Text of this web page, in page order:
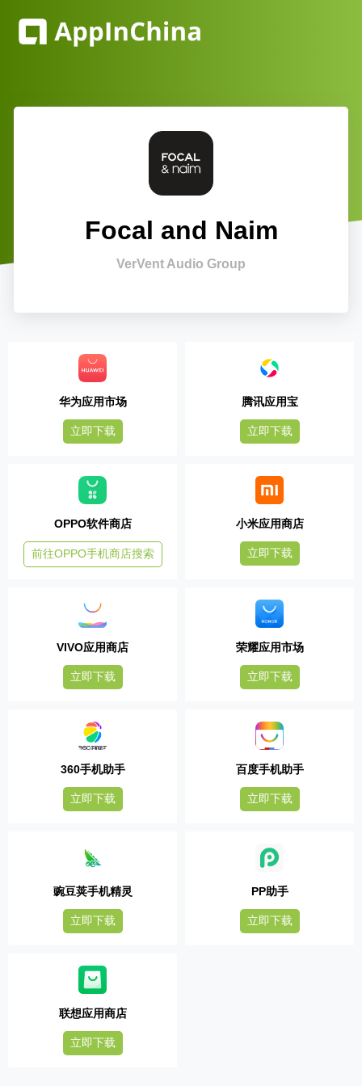
Focal and Naim
VerVent Audio Group
华为应用市场
立即下载
腾讯应用宝
立即下载
OPPO软件商店
前往OPPO手机商店搜索
小米应用商店
立即下载
VIVO应用商店
立即下载
荣耀应用市场
立即下载
360手机助手
立即下载
百度手机助手
立即下载
豌豆荚手机精灵
立即下载
PP助手
立即下载
联想应用商店
立即下载